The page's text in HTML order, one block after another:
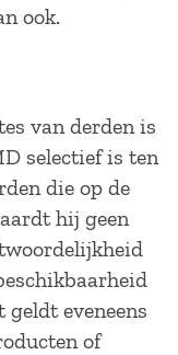
ook.
van derden is
selectief is ten
die op de
hij geen
eveneens
of